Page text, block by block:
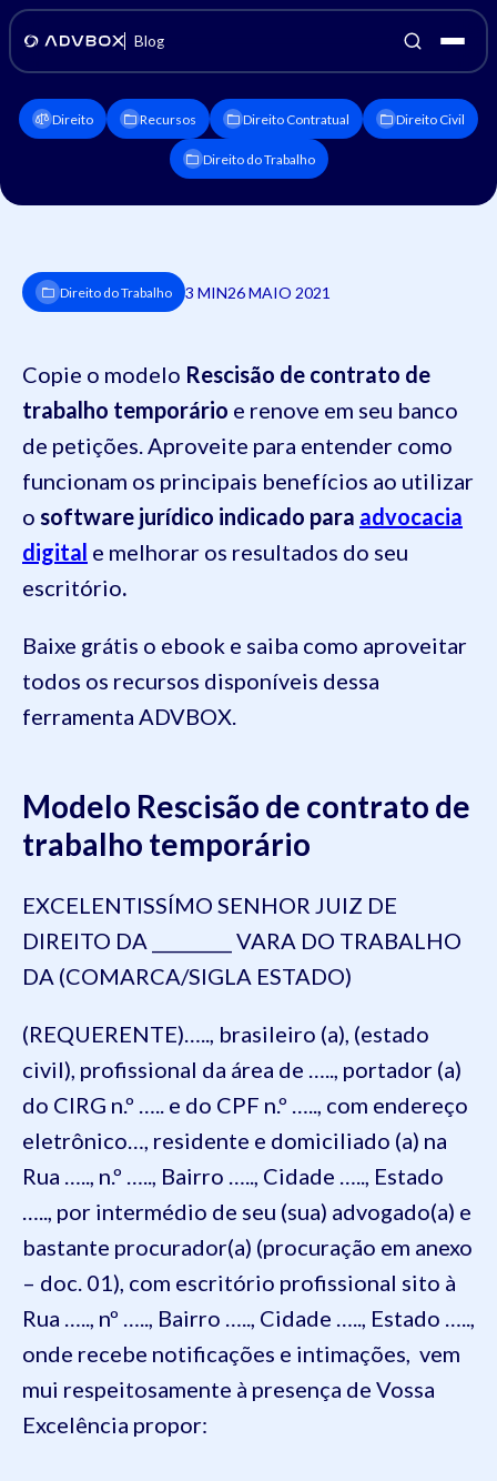
Blog
Direito Recursos Direito Contratual Direito Civil
Direito do Trabalho
Direito do Trabalho 3 MIN26 MAIO 2021
Copie o modelo Rescisão de contrato de
trabalho temporário e renove em seu banco
de petições. Aproveite para entender como
funcionam os principais benefícios ao utilizar
o software jurídico indicado para advocacia
digital e melhorar os resultados do seu
escritório.
Baixe grátis o ebook e saiba como aproveitar
todos os recursos disponíveis dessa
ferramenta ADVBOX.
Modelo Rescisão de contrato de
trabalho temporário
EXCELENTISSÍMO SENHOR JUIZ DE
DIREITO DA _________ VARA DO TRABALHO
DA (COMARCA/SIGLA ESTADO)
(REQUERENTE)….., brasileiro (a), (estado
civil), profissional da área de ….., portador (a)
do CIRG n.º ….. e do CPF n.º ….., com endereço
eletrônico…, residente e domiciliado (a) na
Rua ….., n.º ….., Bairro ….., Cidade ….., Estado
….., por intermédio de seu (sua) advogado(a) e
bastante procurador(a) (procuração em anexo
– doc. 01), com escritório profissional sito à
Rua ….., nº ….., Bairro ….., Cidade ….., Estado …..,
onde recebe notificações e intimações, vem
mui respeitosamente à presença de Vossa
Excelência propor: